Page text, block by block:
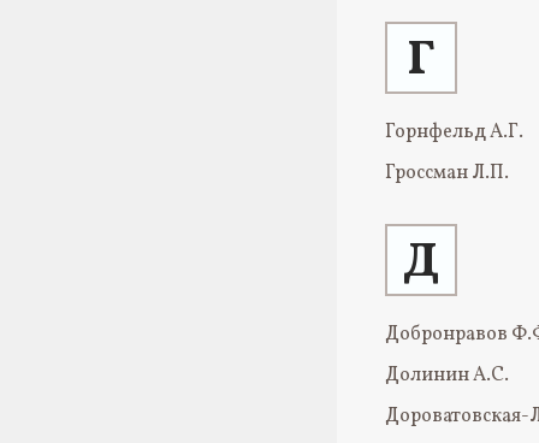
Г
Горнфельд А.Г.
Гроссман Л.П.
Д
Добронравов
Долинин А.С.